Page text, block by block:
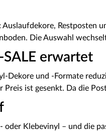
Auslaufdekore, Restposten
Die Auswahl
erwartet
Dekore und -Formate
ist gesenkt. Da die
Klebevinyl – und die